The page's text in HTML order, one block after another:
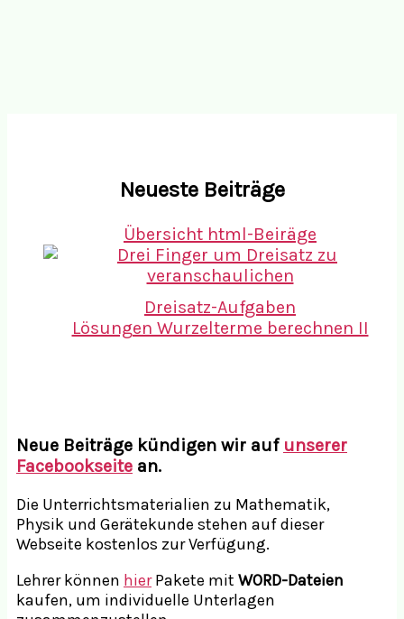
Neueste Beiträge
Übersicht html-Beiräge
Dreisatz-Aufgaben
Lösungen Wurzelterme berechnen II
Neue Beiträge kündigen wir auf unserer
Facebookseite an.
Die Unterrichtsmaterialien zu Mathematik,
Physik und Gerätekunde stehen auf dieser
Webseite kostenlos zur Verfügung.
Lehrer können hierPakete mit WORD-Dateien
kaufen, um individuelle Unterlagen